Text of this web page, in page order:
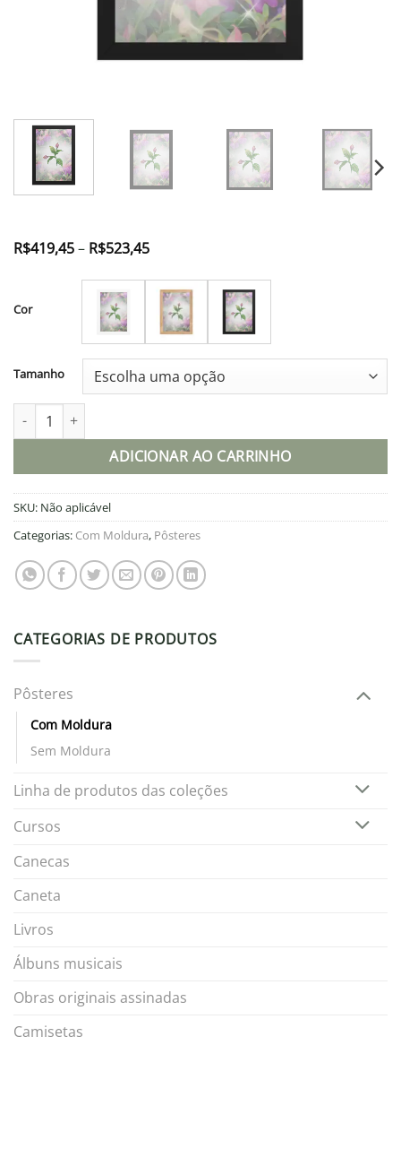
R$419,45– R$523,45Faixa
preço:
R$419,45
através
R$523,45
Cor
Tamanho
Pôster de papel fosco com moldura quantidade
ADICIONAR AO CARRINHO
SKU: Não aplicável
Categorias: Com Moldura, Pôsteres
CATEGORIAS DE PRODUTOS
Pôsteres
Com Moldura
Sem Moldura
Linha de produtos das coleções
Cursos
Canecas
Caneta
Livros
Álbuns musicais
Obras originais assinadas
Camisetas